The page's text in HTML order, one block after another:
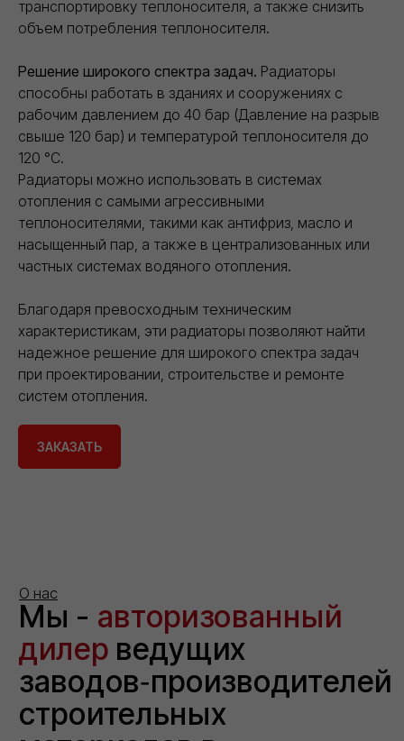
транспортировку теплоносителя, а также снизить
объем потребления теплоносителя.
Решение широкого спектра задач. Радиаторы
способны работать в зданиях и сооружениях с
рабочим давлением до 40 бар (Давление на разрыв
свыше 120 бар) и температурой теплоносителя до
120 °С.
Радиаторы можно использовать в системах
отопления с самыми агрессивными
теплоносителями, такими как антифриз, масло и
насыщенный пар, а также в централизованных или
частных системах водяного отопления.
Благодаря превосходным техническим
характеристикам, эти радиаторы позволяют найти
надежное решение для широкого спектра задач
при проектировании, строительстве и ремонте
систем отопления.
ЗАКАЗАТЬ
НАВИГАЦИЯ САЙТА
О компании
Каталог
Правила продажи Товара
Сухие строительные смеси
Герметики для швов
Базальтовый утеплитель
Рулонные гидроизоляционные материалы
Биметаллические радиаторы отопления
характер и ни при каких условиях не является публичной
офертой, определяемой положениями ГК РФ.
Для получения подробной информации о наличии, видах,
характеристиках и стоимости материалов, обращайтесь к
на сайте ввиду особенностей цветопередачи монитора и